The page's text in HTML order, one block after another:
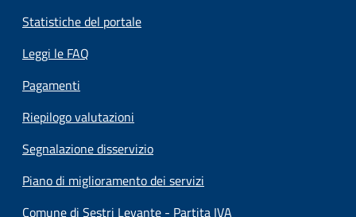
Statistiche del portale
Leggi le FAQ
Pagamenti
Riepilogo valutazioni
Segnalazione disservizio
Piano di miglioramento dei servizi
Comune di Sestri Levante - Partita IVA